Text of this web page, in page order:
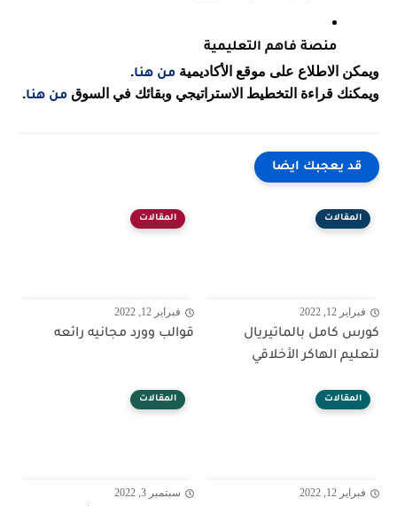
منصة فاهم التعليمية
ويمكن الاطلاع على موقع الأكاديمية من هنا.
ويمكنك قراءة التخطيط الاستراتيجي وبقائك في السوق من هنا.
قد يعجبك ايضا
المقالات
فبراير 12, 2022
كورس كامل بالماتيريال
لتعليم الهاكر الأخلاقي
المقالات
فبراير 12, 2022
قوالب وورد مجانيه رائعه
المقالات
فبراير 12, 2022
المقالات
سبتمبر 3, 2022